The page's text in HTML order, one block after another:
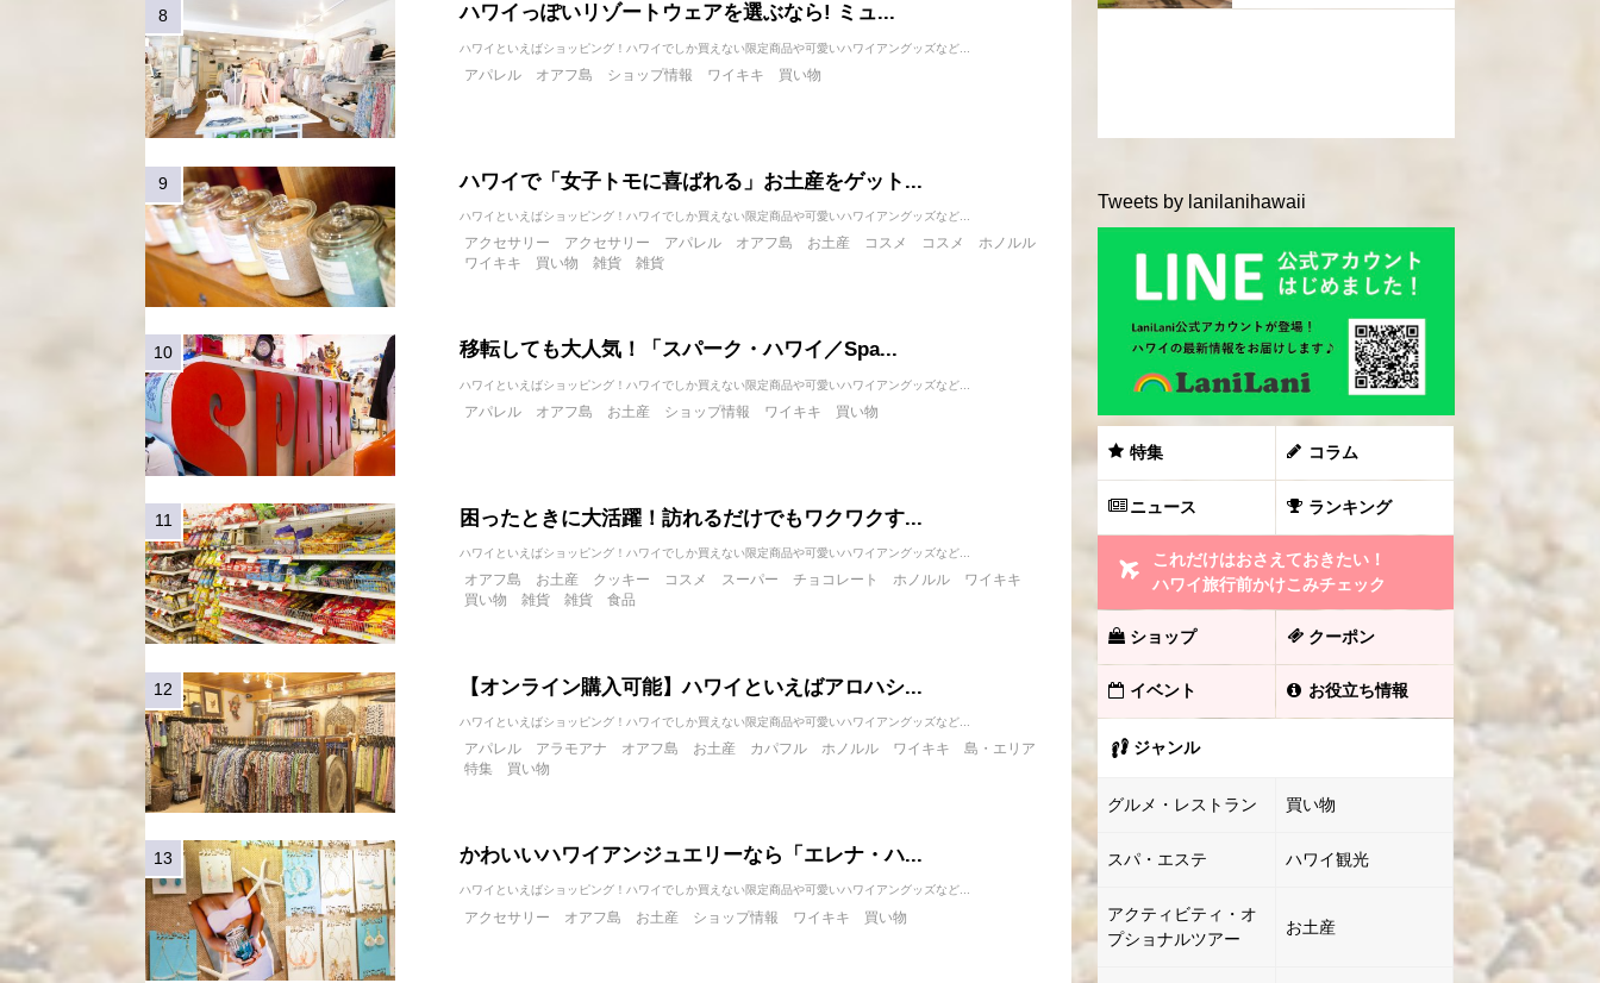
ハワイっぽいリゾートウェアを選ぶなら! ミュ...
ハワイといえばショッピング！ハワイでしか買えない限定商品や可愛いハワイアングッズなど...
アパレル オアフ島 ショップ情報 ワイキキ 買い物
ハワイで「女子トモに喜ばれる」お土産をゲット...
ハワイといえばショッピング！ハワイでしか買えない限定商品や可愛いハワイアングッズなど...
アクセサリー アクセサリー アパレル オアフ島 お土産 コスメ コスメ
ホノルル
ワイキキ
買い物 雑貨 雑貨
移転しても大人気！「スパーク・ハワイ／Spa...
ハワイといえばショッピング！ハワイでしか買えない限定商品や可愛いハワイアングッズなど...
アパレル オアフ島 お土産 ショップ情報 ワイキキ 買い物
困ったときに大活躍！訪れるだけでもワクワクす...
ハワイといえばショッピング！ハワイでしか買えない限定商品や可愛いハワイアングッズなど...
オアフ島 お土産 クッキー コスメ スーパー チョコレート ホノルル
ワイキキ
買い物
雑貨 雑貨 食品
【オンライン購入可能】ハワイといえばアロハシ...
ハワイといえばショッピング！ハワイでしか買えない限定商品や可愛いハワイアングッズなど...
アパレル アラモアナ オアフ島 お土産 カパフル ホノルル ワイキキ
島・エリア
特集
買い物
かわいいハワイアンジュエリーなら「エレナ・ハ...
ハワイといえばショッピング！ハワイでしか買えない限定商品や可愛いハワイアングッズなど...
アクセサリー オアフ島 お土産 ショップ情報 ワイキキ 買い物
Tweets by lanilanihawaii
特集 コラム
ニュース ランキング
これだけはおさえておきたい！
ハワイ旅行前かけこみチェック
ショップ クーポン
イベント お役立ち情報
ジャンル
グルメ・レストラン 買い物
スパ・エステ ハワイ観光
アクティビティ・オ
プショナルツアー
お土産